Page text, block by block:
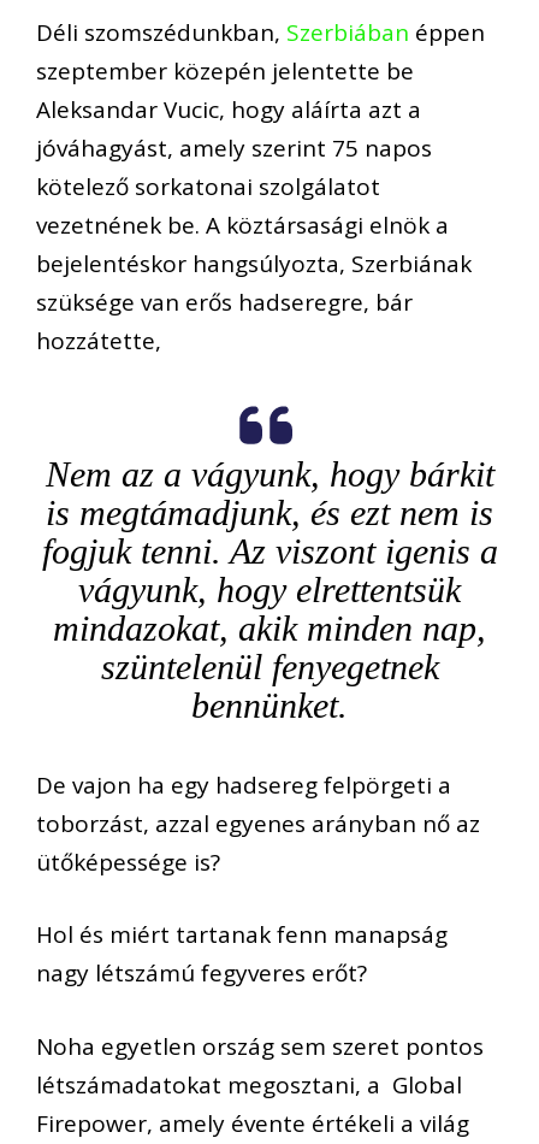
Déli szomszédunkban, Szerbiában éppen
szeptember közepén jelentette be
Aleksandar Vucic, hogy aláírta azt a
jóváhagyást, amely szerint 75 napos
kötelező sorkatonai szolgálatot
vezetnének be. A köztársasági elnök a
bejelentéskor hangsúlyozta, Szerbiának
szüksége van erős hadseregre, bár
hozzátette,
Nem az a vágyunk, hogy bárkit
is megtámadjunk, és ezt nem is
fogjuk tenni. Az viszont igenis a
vágyunk, hogy elrettentsük
mindazokat, akik minden nap,
szüntelenül fenyegetnek
bennünket.
De vajon ha egy hadsereg felpörgeti a
toborzást, azzal egyenes arányban nő az
ütőképessége is?
Hol és miért tartanak fenn manapság
nagy létszámú fegyveres erőt?
Noha egyetlen ország sem szeret pontos
létszámadatokat megosztani, a Global
Firepower, amely évente értékeli a világ